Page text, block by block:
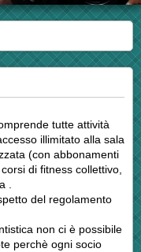
tutte attività
illimitato alla sala
(con abbonamenti
di fitness collettivo,
.
del regolamento
non ci è possibile
perchè ogni socio